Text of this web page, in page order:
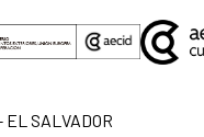
principal
EL SALVADOR